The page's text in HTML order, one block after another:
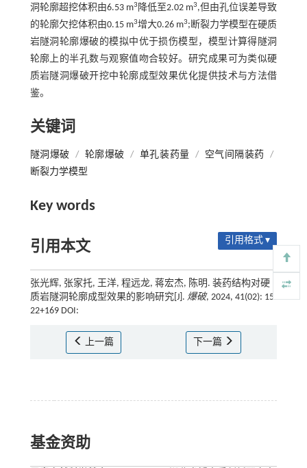
洞轮廓超挖体积由6.53 m3 降低至2.02 m3,但由孔位误差导致
的轮廓欠挖体积由0.15 m3增大0.26 m3;断裂力学模型在硬质
岩隧洞轮廓爆破的模拟中优于损伤模型，模型计算得隧洞
轮廓上的半孔数与观察值吻合较好。研究成果可为类似硬
质岩隧洞爆破开挖中轮廓成型效果优化提供技术与方法借
鉴。
关键词
隧洞爆破 / 轮廓爆破 / 单孔装药量 / 空气间隔装药
/
断裂力学模型
Key words
引用本文 引用格式 ▾
张光辉, 张家托, 王洋, 程远龙, 蒋宏杰, 陈明. 装药结构对硬
质岩隧洞轮廓成型效果的影响研究[J]. 爆破, 2024, 41(02): 15-
22+169 DOI:
上一篇 下一篇
基金资助